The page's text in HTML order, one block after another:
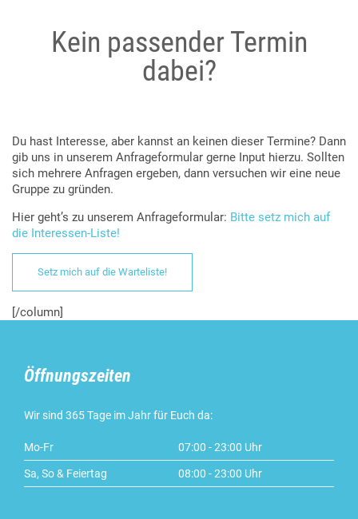
Kein passender Termin
dabei?
Du hast Interesse, aber kannst an keinen dieser Termine? Dann
gib uns in unserem Anfrageformular gerne Input hierzu. Sollten
sich mehrere Anfragen ergeben, dann versuchen wir eine neue
Gruppe zu gründen.
Hier geht’s zu unserem Anfrageformular: Bitte setz mich auf
die Interessen-Liste!
Setz mich auf die Warteliste!
[/column]
Öffnungszeiten
Wir sind 365 Tage im Jahr für Euch da:
Mo-Fr 07:00 - 23:00 Uhr
Sa, So & Feiertag 08:00 - 23:00 Uhr